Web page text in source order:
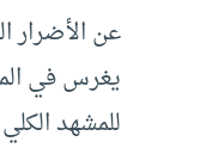
عن الأضرار
يغرس في
للمشهد